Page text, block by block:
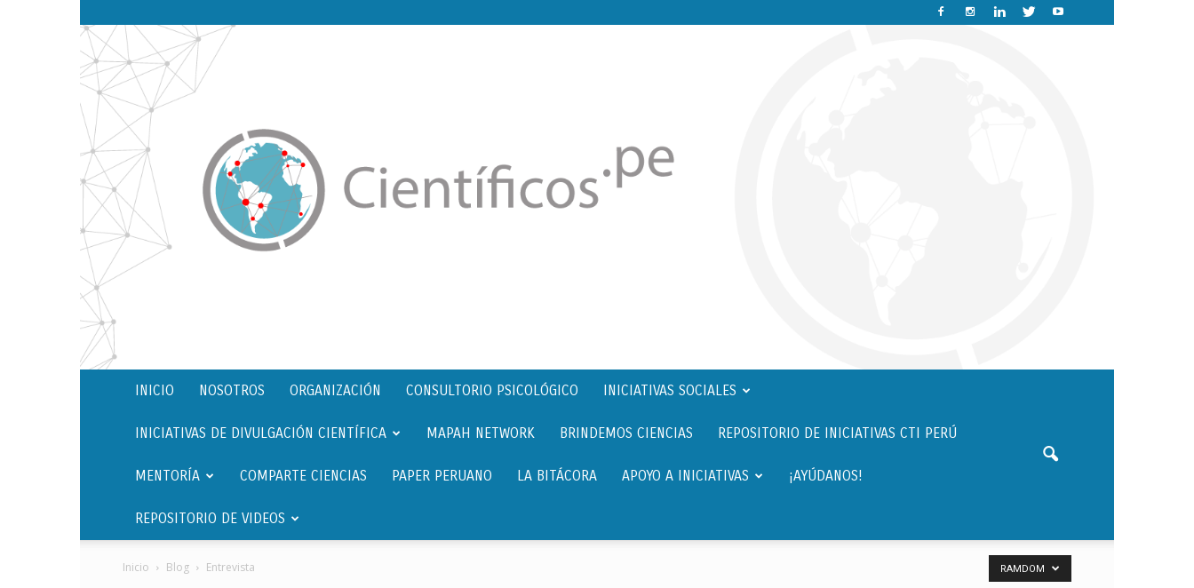
Científicos.pe,
Cientificos
INICIO NOSOTROS ORGANIZACIÓN CONSULTORIO PSICOLÓGICO INICIATIVAS SOCIALES
INICIATIVAS DE DIVULGACIÓN CIENTÍFICA MAPAH NETWORK BRINDEMOS CIENCIAS REPOSITORIO DE INICIATIVAS CTI PERÚ
MENTORÍA COMPARTE CIENCIAS PAPER PERUANO LA BITÁCORA APOYO A INICIATIVAS ¡AYÚDANOS!
REPOSITORIO DE VIDEOS
Inicio Blog Entrevista RAMDOM